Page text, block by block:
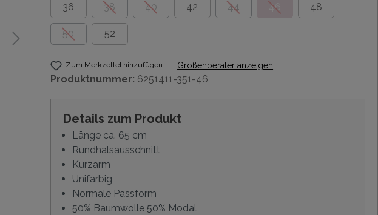
36
38 40 42 44 46 48
50 52
Zum Merkzettel hinzufügen Größenberater anzeigen
Produktnummer: 6251411-351-46
Details zum Produkt
Länge ca. 65 cm
Rundhalsausschnitt
Kurzarm
Unifarbig
Normale Passform
50% Baumwolle 50% Modal